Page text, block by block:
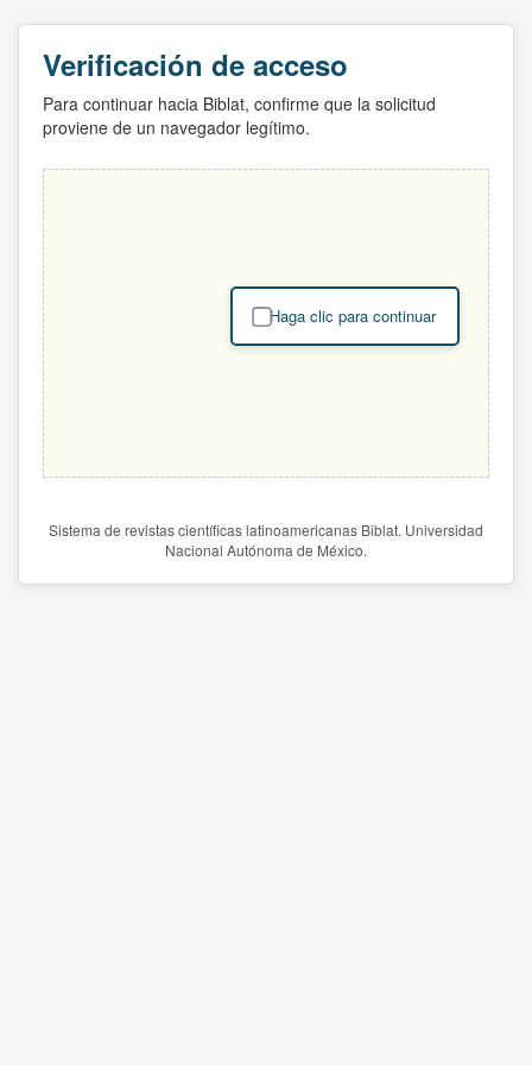
Verificación de acceso
Para continuar hacia Biblat, confirme que la solicitud
proviene de un navegador legítimo.
Haga clic para continuar
Sistema de revistas científicas latinoamericanas Biblat. Universidad
Nacional Autónoma de México.